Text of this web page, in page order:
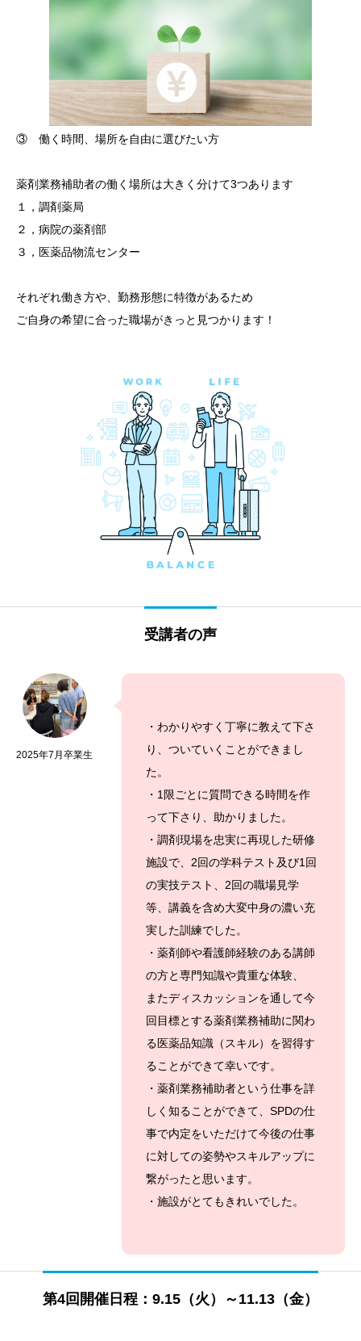
③ 働く時間、場所を自由に選びたい方
薬剤業務補助者の働く場所は大きく分けて3つあります
１，調剤薬局
２，病院の薬剤部
３，医薬品物流センター
それぞれ働き方や、勤務形態に特徴があるため
ご自身の希望に合った職場がきっと見つかります！
受講者の声
2025年7月卒業生
・わかりやすく丁寧に教えて下さ
り、ついていくことができまし
た。
・1限ごとに質問できる時間を作
って下さり、助かりました。
・調剤現場を忠実に再現した研修
施設で、2回の学科テスト及び1回
の実技テスト、2回の職場見学
等、講義を含め大変中身の濃い充
実した訓練でした。
・薬剤師や看護師経験のある講師
の方と専門知識や貴重な体験、
またディスカッションを通して今
回目標とする薬剤業務補助に関わ
る医薬品知識（スキル）を習得す
ることができて幸いです。
・薬剤業務補助者という仕事を詳
しく知ることができて、SPDの仕
事で内定をいただけて今後の仕事
に対しての姿勢やスキルアップに
繋がったと思います。
・施設がとてもきれいでした。
第4回開催日程：9.15（火）～11.13（金）